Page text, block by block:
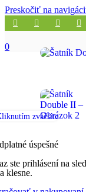
Preskočiť na
0
zväčšíte
úspešné
ste prihlásení na
klesne.